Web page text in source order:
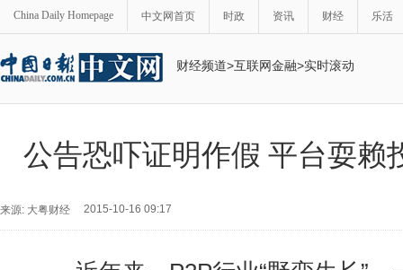
China Daily Homepage 中文网首页 时政 资讯 财经 乐活
财经频道>互联网金融>实时滚动
公告恐吓证明作假 平台耍赖
来源: 大粤财经 2015-10-16 09:17